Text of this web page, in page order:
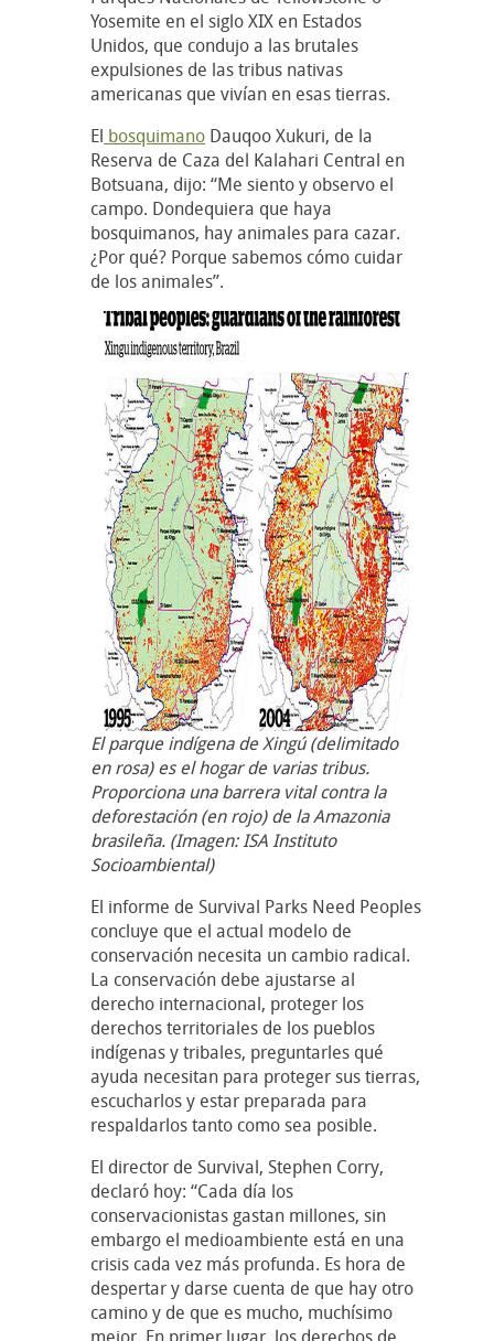
Yosemite en el siglo XIX en Estados
Unidos, que condujo a las brutales
expulsiones de las tribus nativas
americanas que vivían en esas tierras.
El bosquimano Dauqoo Xukuri, de la
Reserva de Caza del Kalahari Central en
Botsuana, dijo: “Me siento y observo el
campo. Dondequiera que haya
bosquimanos, hay animales para cazar.
¿Por qué? Porque sabemos cómo cuidar
de los animales”.
El parque indígena de Xingú (delimitado
en rosa) es el hogar de varias tribus.
Proporciona una barrera vital contra la
deforestación (en rojo) de la Amazonia
brasileña. (Imagen: ISA Instituto
Socioambiental)
El informe de Survival Parks Need Peoples
concluye que el actual modelo de
conservación necesita un cambio radical.
La conservación debe ajustarse al
derecho internacional, proteger los
derechos territoriales de los pueblos
indígenas y tribales, preguntarles qué
ayuda necesitan para proteger sus tierras,
escucharlos y estar preparada para
respaldarlos tanto como sea posible.
El director de Survival, Stephen Corry,
declaró hoy: “Cada día los
conservacionistas gastan millones, sin
embargo el medioambiente está en una
crisis cada vez más profunda. Es hora de
despertar y darse cuenta de que hay otro
camino y de que es mucho, muchísimo
mejor. En primer lugar, los derechos de